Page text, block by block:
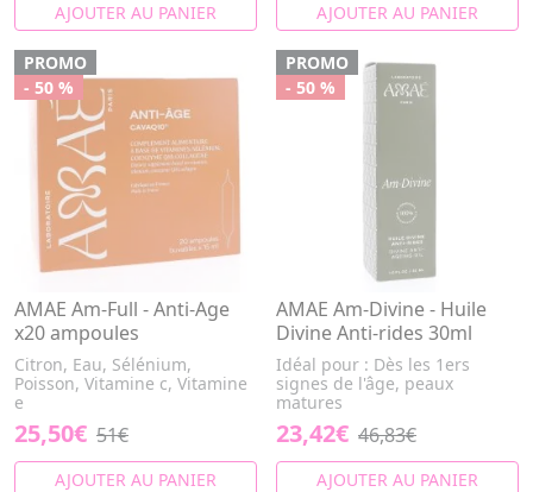
AJOUTER AU PANIER AJOUTER AU PANIER
PROMO
- 50 %
AMAE Am-Full - Anti-Age
x20 ampoules
Citron, Eau, Sélénium,
Poisson, Vitamine c, Vitamine
e
25,50€ 51€
AJOUTER AU PANIER
PROMO
- 50 %
AMAE Am-Divine - Huile
Divine Anti-rides 30ml
Idéal pour : Dès les 1ers
signes de l'âge, peaux
matures
23,42€ 46,83€
AJOUTER AU PANIER